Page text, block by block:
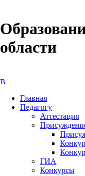
области
Главная
Педагогу
Аттестация
ГИА
Конкурсы